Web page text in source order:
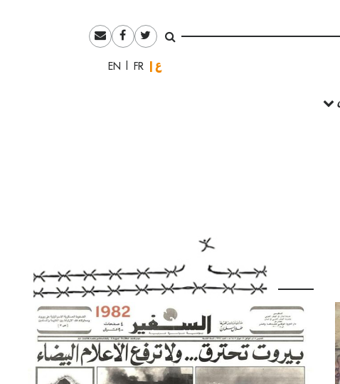
العربيةFrançais
English